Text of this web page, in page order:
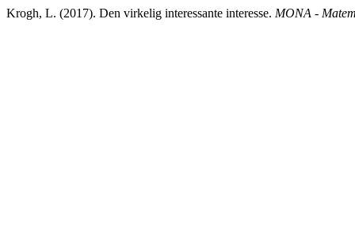
Krogh, L. (2017). Den virkelig interessante interesse. MONA -